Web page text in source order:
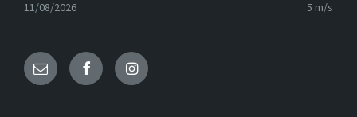
11/08/2026 5 m/s
E- FacebookInstagram